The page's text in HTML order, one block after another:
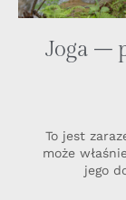
Joga –
To jest
może
jego